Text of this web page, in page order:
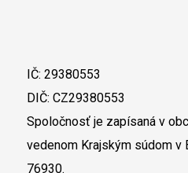
IČ: 29380553
DIČ: CZ29380553
Spoločnosť je zapísaná v
vedenom Krajským súdom v
76930.